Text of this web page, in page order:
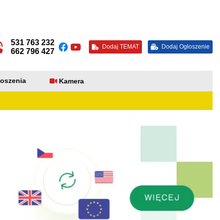
531 763 232
662 796 427
Dodaj TEMAT Dodaj Ogłoszenie
Kamera